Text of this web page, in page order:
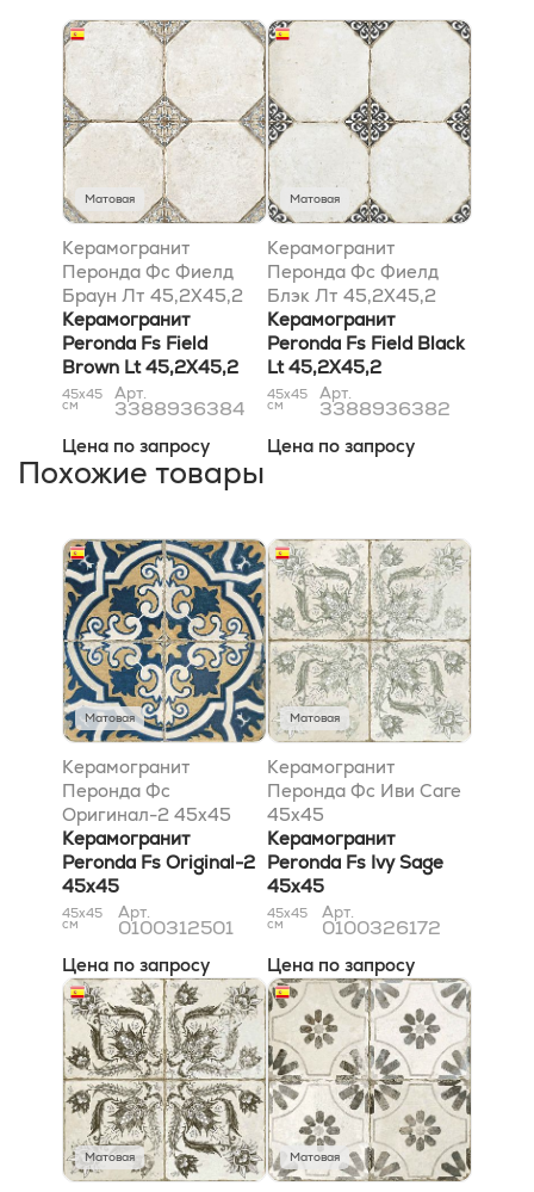
Матовая
Керамогранит
Перонда Фс Фиелд
Браун Лт 45,2X45,2
Керамогранит
Peronda Fs Field
Brown Lt 45,2X45,2
45x45
см
Арт.
3388936384
Цена по запросу
Матовая
Керамогранит
Перонда Фс Фиелд
Блэк Лт 45,2X45,2
Керамогранит
Peronda Fs Field Black
Lt 45,2X45,2
45x45
см
Арт.
3388936382
Цена по запросу
Похожие товары
Матовая
Керамогранит
Перонда Фс
Оригинал-2 45x45
Керамогранит
Peronda Fs Original-2
45x45
45x45
см
Арт.
0100312501
Цена по запросу
Матовая
Керамогранит
Перонда Фс Иви Саге
45x45
Керамогранит
Peronda Fs Ivy Sage
45x45
45x45
см
Арт.
0100326172
Цена по запросу
Матовая Матовая